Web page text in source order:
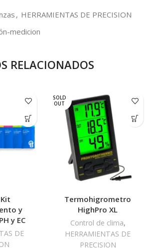
, HERRAMIENTAS DE PRECISION
medicion
RELACIONADOS
y
y EC
DE
SOLD
OUT
Termohigrometro
HighPro XL
Control de clima,
HERRAMIENTAS DE
PRECISION